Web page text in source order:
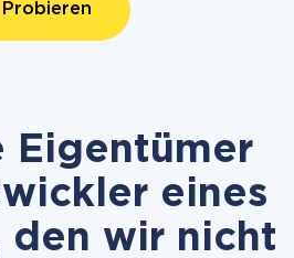
Probieren
Eigentümer
eines
den wir nicht